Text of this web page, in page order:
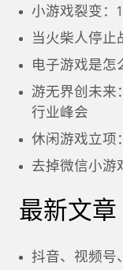
小游戏裂变：
当火柴人停止
电子游戏是怎
游无界创未来
行业峰会
休闲游戏立项
去掉微信小游
最新文章
抖音、视频号